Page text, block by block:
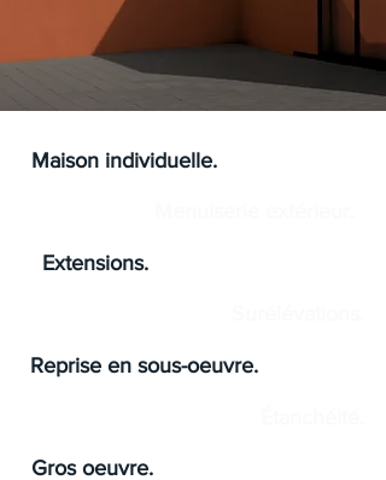
Maison individuelle.
Extensions.
Reprise en sous-oeuvre.
Gros oeuvre.